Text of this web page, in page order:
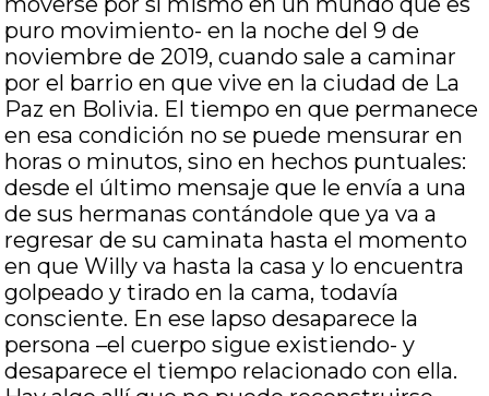
puro movimiento- en la noche del 9 de
noviembre de 2019, cuando sale a caminar
por el barrio en que vive en la ciudad de La
Paz en Bolivia. El tiempo en que permanece
en esa condición no se puede mensurar en
horas o minutos, sino en hechos puntuales:
desde el último mensaje que le envía a una
de sus hermanas contándole que ya va a
regresar de su caminata hasta el momento
en que Willy va hasta la casa y lo encuentra
golpeado y tirado en la cama, todavía
consciente. En ese lapso desaparece la
persona –el cuerpo sigue existiendo- y
desaparece el tiempo relacionado con ella.